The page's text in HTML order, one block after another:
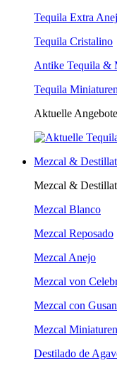
Tequila Extra
Tequila Cristalino
Antike Tequila &
Tequila Miniaturen
Aktuelle Angebote
Mezcal &
Mezcal &
Mezcal Blanco
Mezcal Reposado
Mezcal Anejo
Mezcal von
Mezcal con
Mezcal Miniaturen
Destilado de